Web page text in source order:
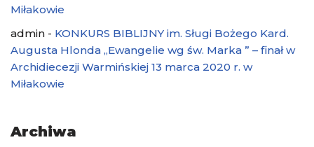
Miłakowie
admin - KONKURS BIBLIJNY im. Sługi Bożego Kard.
Augusta Hlonda „Ewangelie wg św. Marka ” – finał w
Archidiecezji Warmińskiej 13 marca 2020 r. w
Miłakowie
Archiwa